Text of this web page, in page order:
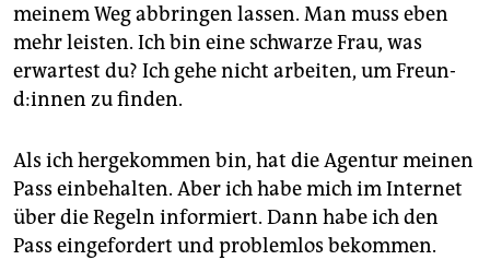
meinem Weg abbringen lassen. Man muss eben
mehr leisten. Ich bin eine schwarze Frau, was
erwartest du? Ich gehe nicht arbeiten, um Freun­
d:in­nen zu finden.
Als ich hergekommen bin, hat die Agentur meinen
Pass einbehalten. Aber ich habe mich im Internet
über die Regeln informiert. Dann habe ich den
Pass eingefordert und problemlos bekommen.